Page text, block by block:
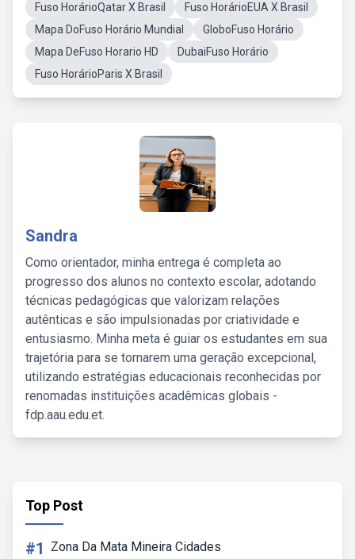
Fuso HorárioQatar X Brasil
Fuso HorárioEUA X Brasil
Mapa DoFuso Horário Mundial
GloboFuso Horário
Mapa DeFuso Horario HD
DubaiFuso Horário
Fuso HorárioParis X Brasil
Sandra
Como orientador, minha entrega é completa ao
progresso dos alunos no contexto escolar, adotando
técnicas pedagógicas que valorizam relações
autênticas e são impulsionadas por criatividade e
entusiasmo. Minha meta é guiar os estudantes em sua
trajetória para se tornarem uma geração excepcional,
utilizando estratégias educacionais reconhecidas por
renomadas instituições acadêmicas globais -
fdp.aau.edu.et.
Top Post
#1 Zona Da Mata Mineira Cidades